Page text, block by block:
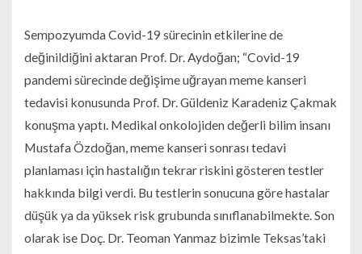
Sempozyumda Covid-19 sürecinin etkilerine de
değinildiğini aktaran Prof. Dr. Aydoğan; “Covid-19
pandemi sürecinde değişime uğrayan meme kanseri
tedavisi konusunda Prof. Dr. Güldeniz Karadeniz Çakmak
konuşma yaptı. Medikal onkolojiden değerli bilim insanı
Mustafa Özdoğan, meme kanseri sonrası tedavi
planlaması için hastalığın tekrar riskini gösteren testler
hakkında bilgi verdi. Bu testlerin sonucuna göre hastalar
düşük ya da yüksek risk grubunda sınıflanabilmekte. Son
olarak ise Doç. Dr. Teoman Yanmaz bizimle Teksas’taki